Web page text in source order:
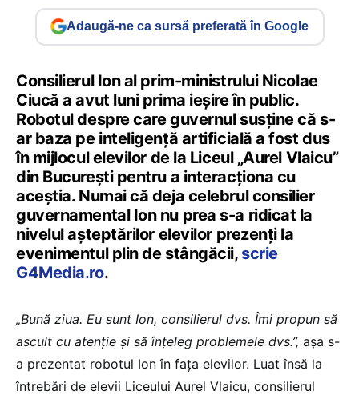
Adaugă-ne ca sursă preferată în Google
Consilierul Ion al prim-ministrului Nicolae
Ciucă a avut luni prima ieşire în public.
Robotul despre care guvernul susține că s-
ar baza pe inteligenţă artificială a fost dus
în mijlocul elevilor de la Liceul „Aurel Vlaicu”
din București pentru a interacţiona cu
aceştia. Numai că deja celebrul consilier
guvernamental Ion nu prea s-a ridicat la
nivelul aşteptărilor elevilor prezenţi la
evenimentul plin de stângăcii, scrie
G4Media.ro.
„Bună ziua. Eu sunt Ion, consilierul dvs. Îmi propun să
ascult cu atenţie şi să înţeleg problemele dvs.”, aşa s-
a prezentat robotul Ion în faţa elevilor. Luat însă la
întrebări de elevii Liceului Aurel Vlaicu, consilierul